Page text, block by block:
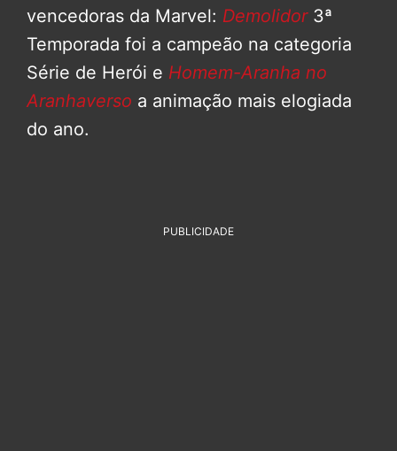
vencedoras da Marvel: Demolidor 3ª
Temporada foi a campeão na categoria
Série de Herói e Homem-Aranha no
Aranhaverso a animação mais elogiada
do ano.
PUBLICIDADE